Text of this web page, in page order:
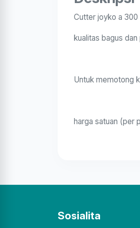
Cutter joyko a
kualitas bagus
Untuk memotong
harga satuan (per
Sosialita